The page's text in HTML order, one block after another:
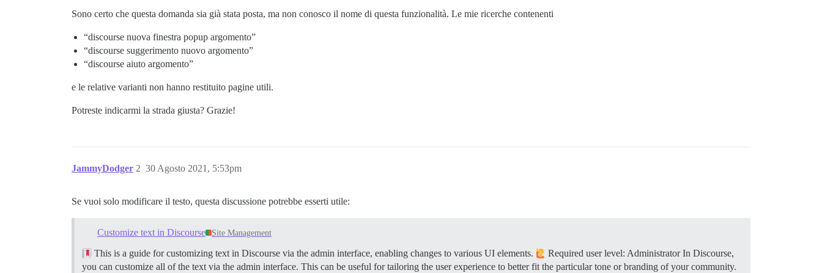
Sono certo che questa domanda sia già stata posta, ma non conosco il nome di questa funzionalità. Le mie ricerche contenenti
“discourse nuova finestra popup argomento”
“discourse suggerimento nuovo argomento”
“discourse aiuto argomento”
e le relative varianti non hanno restituito pagine utili.
Potreste indicarmi la strada giusta? Grazie!
JammyDodger 30 Agosto 2021, 5:53pm
2
Se vuoi solo modificare il testo, questa discussione potrebbe esserti utile:
Customize text in Discourse Site Management
This is a guide for customizing text in Discourse via the admin interface, enabling changes to various UI elements.
Required user level: Administrator In Discourse,
you can customize all of the text via the admin interface. This can be useful for tailoring the user experience to better fit the particular tone or branding of your community.